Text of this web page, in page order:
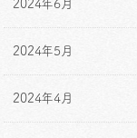
2024年6月
2024年5月
2024年4月